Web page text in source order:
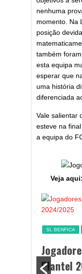
nenhuma
momento. Na
posição
também
esta equipa
esperar que
uma história
diferenciada
Vale salientar
esteve na
a equipa do
Veja aqui:
SL BENFICA
Plantel